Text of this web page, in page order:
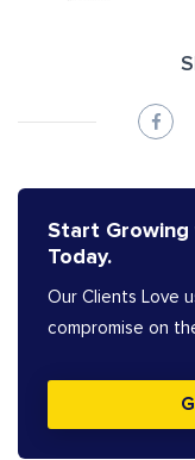
Start Growing
Today.
Our Clients Love
compromise on